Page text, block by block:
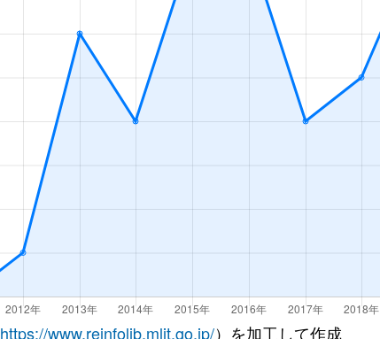
https://www.reinfolib.mlit.go.jp/）を加工して作成